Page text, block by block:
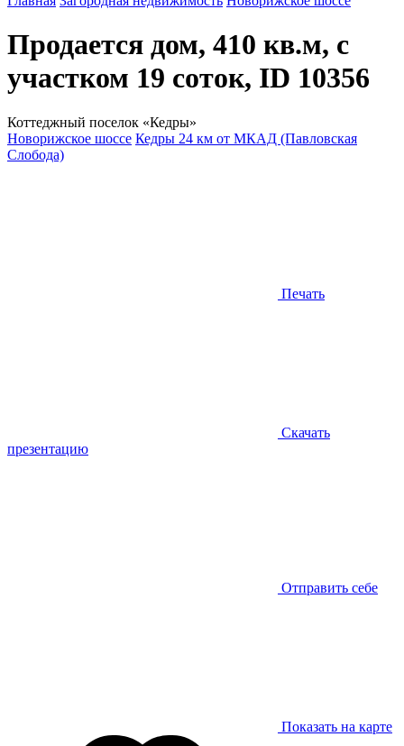
Продается дом, 410 кв.м, с
участком 19 соток, ID 10356
Коттеджный поселок «Кедры»
Новорижское шоссе Кедры 24 км от МКАД (Павловская
Слобода)
Печать
Скачать
презентацию
Отправить себе
Показать на карте